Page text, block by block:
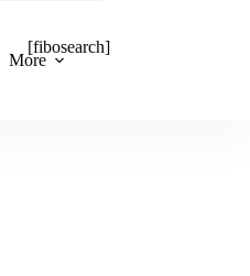
More
[fibosearch]